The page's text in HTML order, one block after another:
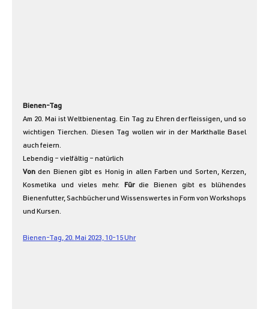
Bienen-Tag
Am 20. Mai ist Weltbienentag. Ein Tag zu Ehren der fleissigen, und so
wichtigen Tierchen. Diesen Tag wollen wir in der Markthalle Basel
auch feiern.
Lebendig – vielfältig – natürlich
Von den Bienen gibt es Honig in allen Farben und Sorten, Kerzen,
Kosmetika und vieles mehr.
Für die Bienen gibt es blühendes
Bienenfutter, Sachbücher und Wissenswertes in Form von Workshops
und Kursen.
Bienen-Tag, 20. Mai 2023, 10-15 Uhr